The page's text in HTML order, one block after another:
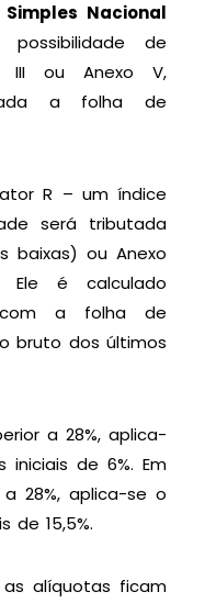
Simples Nacional
de
III ou Anexo V,
a folha de
R – um índice
será tributada
baixas) ou Anexo
é calculado
a folha de
bruto dos últimos
a 28%, aplica-
iniciais de 6%. Em
28%, aplica-se o
de 15,5%.
as alíquotas ficam